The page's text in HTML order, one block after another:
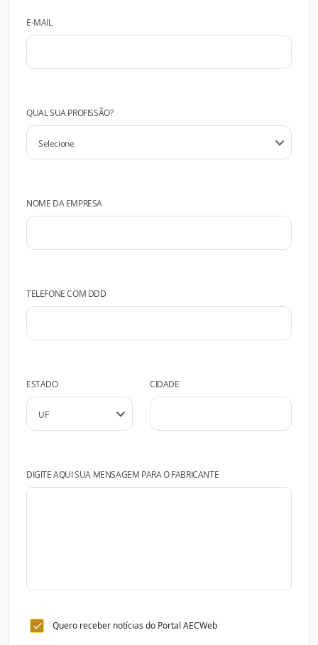
E-MAIL
QUAL SUA PROFISSÃO?
NOME DA EMPRESA
TELEFONE COM DDD
ESTADO CIDADE
DIGITE AQUI SUA MENSAGEM PARA O FABRICANTE
Quero receber notícias do Portal AECWeb